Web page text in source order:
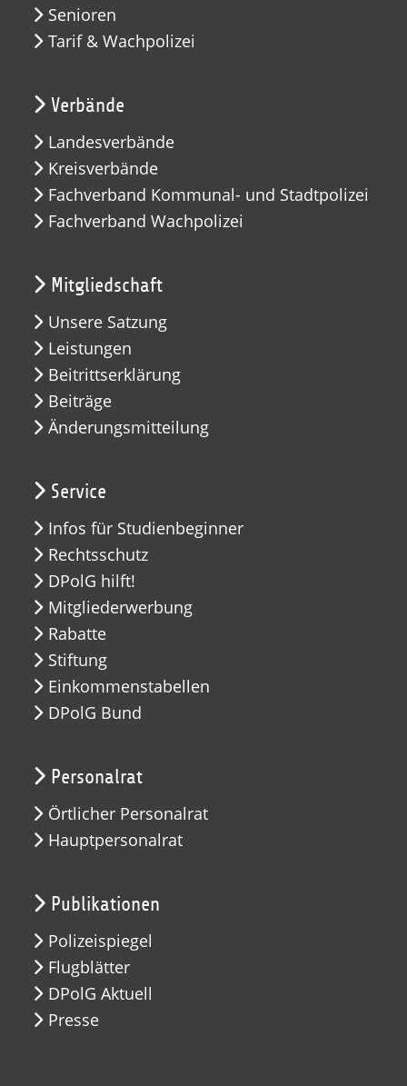
Senioren
Tarif & Wachpolizei
Verbände
Landesverbände
Kreisverbände
Fachverband Kommunal- und Stadtpolizei
Fachverband Wachpolizei
Mitgliedschaft
Unsere Satzung
Leistungen
Beitrittserklärung
Beiträge
Änderungsmitteilung
Service
Infos für Studienbeginner
Rechtsschutz
DPolG hilft!
Mitgliederwerbung
Rabatte
Stiftung
Einkommenstabellen
DPolG Bund
Personalrat
Örtlicher Personalrat
Hauptpersonalrat
Publikationen
Polizeispiegel
Flugblätter
DPolG Aktuell
Presse